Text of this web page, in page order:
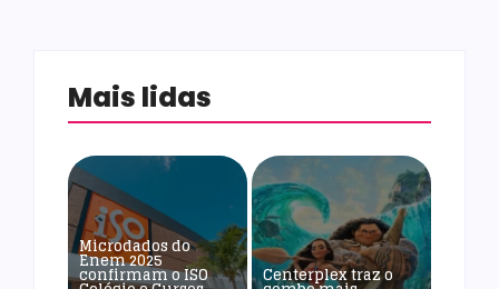
Mais lidas
Microdados do
Enem 2025
confirmam o ISO Centerplex traz o